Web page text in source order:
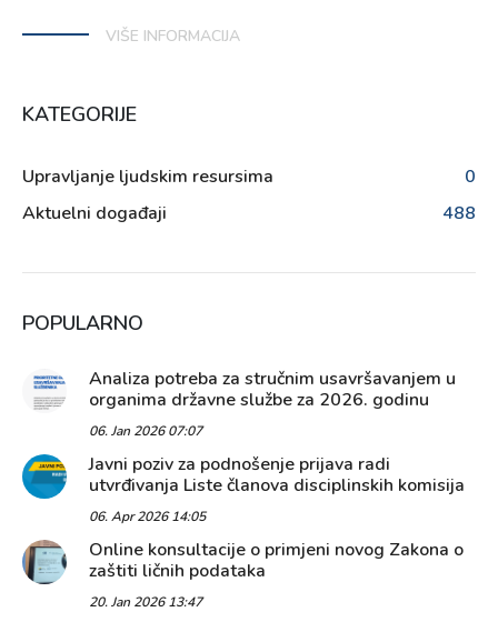
VIŠE INFORMACIJA
KATEGORIJE
Upravljanje ljudskim resursima
0
Aktuelni događaji
488
POPULARNO
Analiza potreba za stručnim usavršavanjem u
organima državne službe za 2026. godinu
06. Jan 2026 07:07
Javni poziv za podnošenje prijava radi
utvrđivanja Liste članova disciplinskih komisija
06. Apr 2026 14:05
Online konsultacije o primjeni novog Zakona o
zaštiti ličnih podataka
20. Jan 2026 13:47